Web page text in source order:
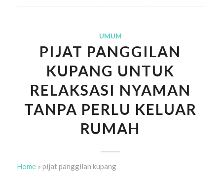
UMUM
PIJAT PANGGILAN
KUPANG UNTUK
RELAKSASI NYAMAN
TANPA PERLU KELUAR
RUMAH
Home» pijat panggilan kupang